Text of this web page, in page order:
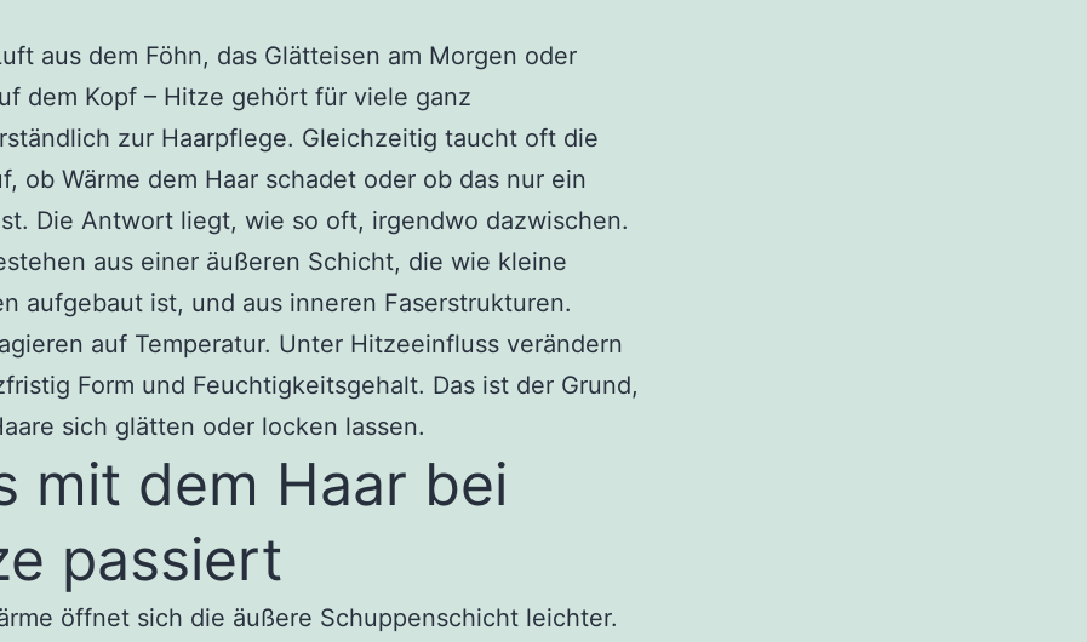
aus dem Föhn, das Glätteisen am Morgen oder
dem Kopf – Hitze gehört für viele ganz
zur Haarpflege. Gleichzeitig taucht oft die
ob Wärme dem Haar schadet oder ob das nur ein
Die Antwort liegt, wie so oft, irgendwo dazwischen.
aus einer äußeren Schicht, die wie kleine
aufgebaut ist, und aus inneren Faserstrukturen.
auf Temperatur. Unter Hitzeeinfluss verändern
Form und Feuchtigkeitsgehalt. Das ist der Grund,
sich glätten oder locken lassen.
mit dem Haar bei
passiert
öffnet sich die äußere Schuppenschicht leichter.